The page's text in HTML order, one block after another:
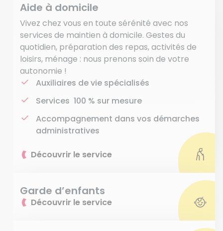
Aide à domicile
Vivez chez vous en toute sérénité avec nos
services de maintien à domicile. Gestes du
quotidien, préparation des repas, activités de
loisirs, ménage : nous prenons soin de votre
autonomie !
Auxiliaires de vie spécialisés
Services 100 % sur mesure
Accompagnement dans vos démarches
administratives
Découvrir le service
Garde d’enfants
Découvrir le service